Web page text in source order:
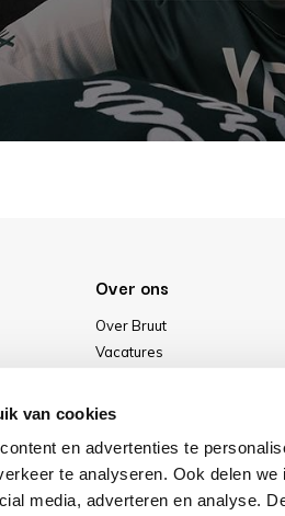
van cookies
en advertenties te
te analyseren. Ook delen
media, adverteren en analyse.
Over ons
Over Bruut
Vacatures
Onze winkel